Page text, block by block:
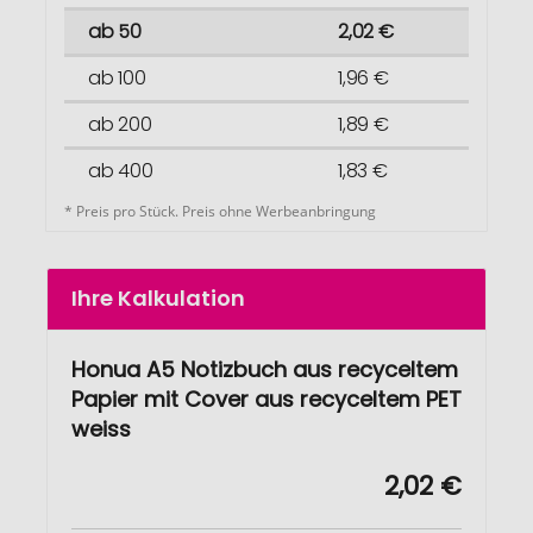
ab 50
2,02 €
ab 100
1,96 €
ab 200
1,89 €
ab 400
1,83 €
* Preis pro Stück. Preis ohne Werbeanbringung
Ihre Kalkulation
Honua A5 Notizbuch aus recyceltem
Papier mit Cover aus recyceltem PET
weiss
2,02 €